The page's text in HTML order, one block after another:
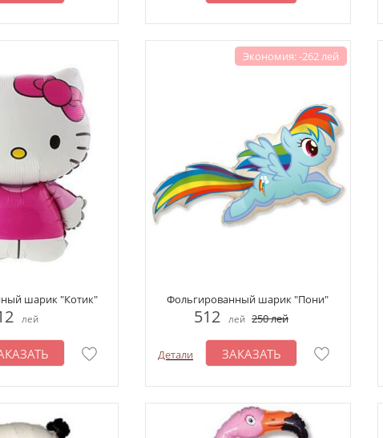
шарик "Котик"
лей
Экономия: -262 лей
Фольгированный шарик "Пони"
512 лей 250лей
Детали ЗАКАЗАТЬ